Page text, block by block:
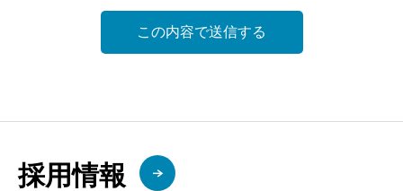
採用情報